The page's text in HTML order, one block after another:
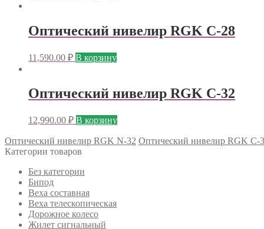
Оптический нивелир RGK C-28
11,590.00 ₽ В корзину
Оптический нивелир RGK C-32
12,990.00 ₽ В корзину
Оптический нивелир RGK N-32 Оптический нивелир RGK C-
Категории товаров
Без категории
Бипод
Веха составная
Веха телескопическая
Дорожное колесо
Жилет сигнальный